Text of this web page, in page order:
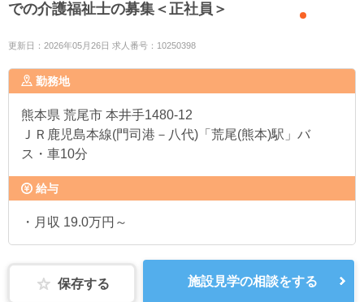
での介護福祉士の募集＜正社員＞
更新日：2026年05月26日 求人番号：10250398
勤務地
熊本県 荒尾市 本井手1480-12
ＪＲ鹿児島本線(門司港－八代)「荒尾(熊本)駅」バ
ス・車10分
給与
・月収 19.0万円～
保存する 施設見学の相談をする